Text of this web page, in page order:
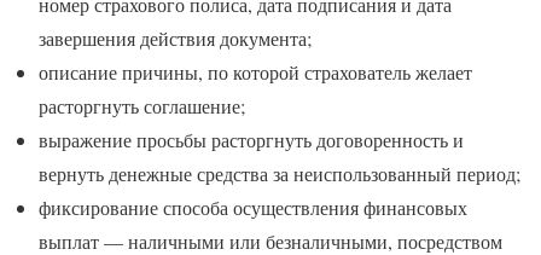
завершения действия документа;
описание причины, по которой страхователь желает
расторгнуть соглашение;
выражение просьбы расторгнуть договоренность и
вернуть денежные средства за неиспользованный период;
фиксирование способа осуществления финансовых
выплат — наличными или безналичными, посредством